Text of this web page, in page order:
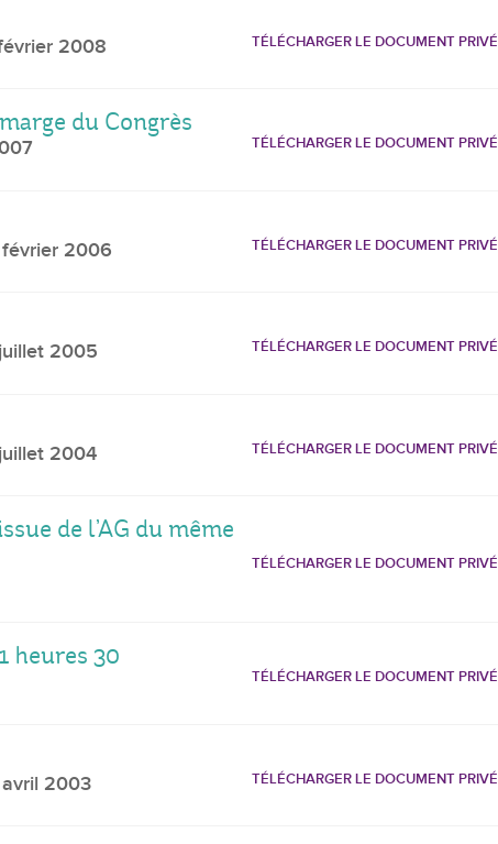
TÉLÉCHARGER LE DOCUMENT PRIVÉ
2008
du Congrès
TÉLÉCHARGER LE DOCUMENT PRIVÉ
TÉLÉCHARGER LE DOCUMENT PRIVÉ
2006
TÉLÉCHARGER LE DOCUMENT PRIVÉ
2005
TÉLÉCHARGER LE DOCUMENT PRIVÉ
2004
de l’AG du même
TÉLÉCHARGER LE DOCUMENT PRIVÉ
heures 30
TÉLÉCHARGER LE DOCUMENT PRIVÉ
TÉLÉCHARGER LE DOCUMENT PRIVÉ
2003